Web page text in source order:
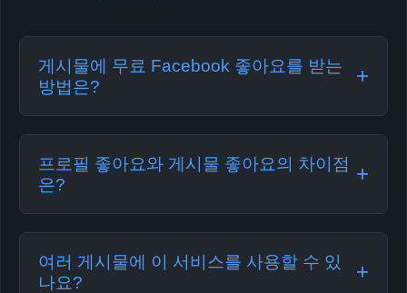
게시물에 무료 Facebook 좋아요를 받는
방법은?
+
으려면 간단한 단계를 따르세요: Facebook 게시
물 링크(프로필 아님)를 복사하고, 양식에 붙여
넣고, "받기"를 클릭합니다. 짧은 확인 후 좋아요
가 점차적으로 게시물에 도착합니다. 표시된 대
기 시간 후 서비스를 다시 사용할 수 있습니다.
프로필 좋아요와 게시물 좋아요의 차이점
은?
+
다. 게시물 좋아요는 특정 게시물(사진, 동영상,
상태 업데이트)의 참여도를 높입니다. 서비스가
여러 게시물에 이 서비스를 사용할 수 있
나요?
+